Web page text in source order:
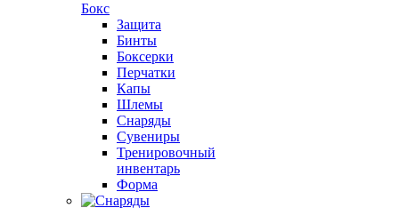
Бокс
Защита
Бинты
Боксерки
Перчатки
Капы
Шлемы
Снаряды
Сувениры
Тренировочный
инвентарь
Форма